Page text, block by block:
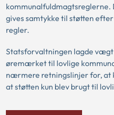
kommunalfuldmagtsreglerne.
gives samtykke til støtten
regler.
Statsforvaltningen lagde vægt
øremærket til lovlige
nærmere retningslinjer for, at
at støtten kun blev brugt til